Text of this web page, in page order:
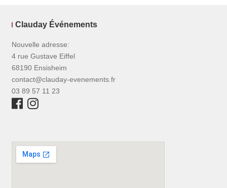
Clauday Événements
Nouvelle adresse:
4 rue Gustave Eiffel
68190 Ensisheim
contact@clauday-evenements.fr
03 89 57 11 23